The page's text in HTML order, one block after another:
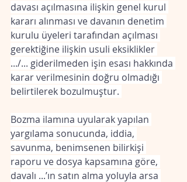
davası açılmasına ilişkin genel kurul
kararı alınması ve davanın denetim
kurulu üyeleri tarafından açılması
gerektiğine ilişkin usuli eksiklikler
.../... giderilmeden işin esası hakkında
karar verilmesinin doğru olmadığı
belirtilerek bozulmuştur.
Bozma ilamına uyularak yapılan
yargılama sonucunda, iddia,
savunma, benimsenen bilirkişi
raporu ve dosya kapsamına göre,
davalı ...’ın satın alma yoluyla arsa